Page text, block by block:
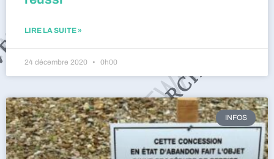
LIRE LA SUITE »
24 décembre 2020 0h00
INFOS